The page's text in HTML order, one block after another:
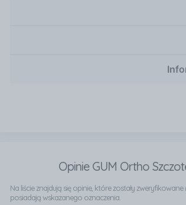
Opinie GUM Ortho
Na liście znajdują się opinie, które zostały
posiadają wskazanego oznaczenia.